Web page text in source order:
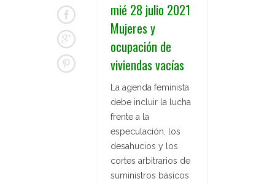
mié 28 julio 2021
Mujeres y
ocupación de
viviendas vacías
La agenda feminista
debe incluir la lucha
frente a la
especulación, los
desahucios y los
cortes arbitrarios de
suministros básicos